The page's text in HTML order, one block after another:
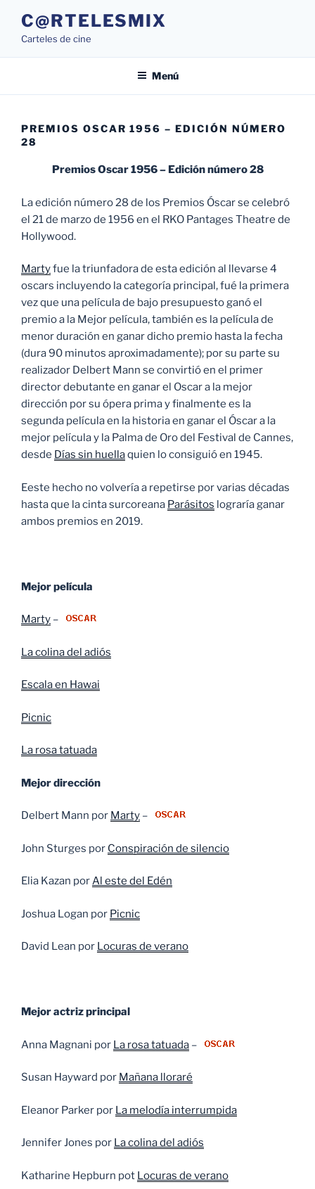
contenido
C@RTELESMIX
Carteles de cine
Menú
PREMIOS OSCAR 1956 – EDICIÓN NÚMERO
28
Premios Oscar 1956 – Edición número 28
La edición número 28 de los Premios Óscar se celebró
el 21 de marzo de 1956 en el RKO Pantages Theatre de
Hollywood.
Martyfue la triunfadora de esta edición al llevarse 4
oscars incluyendo la categoría principal, fué la primera
vez que una película de bajo presupuesto ganó el
premio a la Mejor película, también es la película de
menor duración en ganar dicho premio hasta la fecha
(dura 90 minutos aproximadamente); por su parte su
realizador Delbert Mann se convirtió en el primer
director debutante en ganar el Oscar a la mejor
dirección por su ópera prima y finalmente es la
segunda película en la historia en ganar el Óscar a la
mejor película y la Palma de Oro del Festival de Cannes,
desde Días sin huellaquien lo consiguió en 1945.
Eeste hecho no volvería a repetirse por varias décadas
hasta que la cinta surcoreana Parásitos lograría ganar
ambos premios en 2019.
Mejor película
Marty –
La colina del adiós
Escala en Hawai
Picnic
La rosa tatuada
Mejor dirección
Delbert Mann por Marty –
John Sturges por Conspiración de silencio
Elia Kazan porAl este del Edén
Joshua Logan por Picnic
David Lean por Locuras de verano
Mejor actriz principal
Anna Magnani por La rosa tatuada –
Susan Hayward por Mañana lloraré
Eleanor Parker por La melodía interrumpida
Jennifer Jones por La colina del adiós
Katharine Hepburn pot Locuras de verano